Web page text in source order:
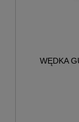
WĘDKA